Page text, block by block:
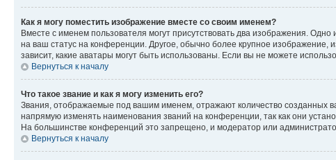
Как я могу поместить изображение вместе со своим именем?
Вместе с именем пользователя могут присутствовать два изображения.
на ваш статус на конференции. Другое, обычно более крупное изображение,
зависит, какие аватары могут быть использованы. Если вы не можете
Вернуться к началу
Что такое звание и как я могу изменить его?
Звания, отображаемые под вашим именем, отражают количество
напрямую изменять наименования званий на конференции, так как они
На большинстве конференций это запрещено, и модератор или
Вернуться к началу